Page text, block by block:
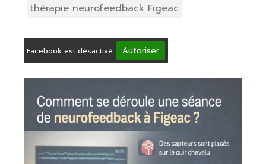
thérapie neurofeedback Figeac
Facebook est désactivé. Autoriser